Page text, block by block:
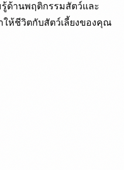
ด้านพฤติกรรมสัตว์และ
ให้ชีวิตกับสัตว์เลี้ยงของคุณ